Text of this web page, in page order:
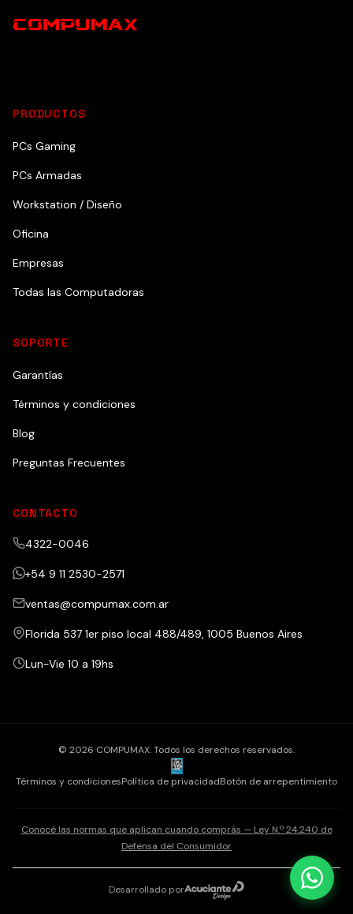
PRODUCTOS
PCs Gaming
PCs Armadas
Workstation / Diseño
Oficina
Empresas
Todas las Computadoras
SOPORTE
Garantías
Términos y condiciones
Blog
Preguntas Frecuentes
CONTACTO
4322-0046
+54 9 11 2530-2571
ventas@compumax.com.ar
Florida 537 1er piso local 488/489, 1005 Buenos Aires
Lun-Vie 10 a 19hs
© 2026 COMPUMAX. Todos los derechos reservados.
Términos y condicionesPolítica de privacidadBotón de arrepentimiento
Conocé las normas que aplican cuando comprás — Ley N.º 24.240 de
Defensa del Consumidor
Desarrollado por